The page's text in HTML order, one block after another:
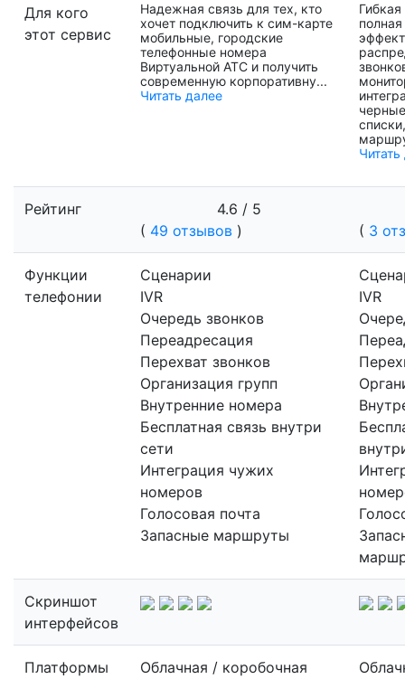
Для кого
этот сервис
Надежная связь для тех, кто
хочет подключить к сим-карте
мобильные, городские
телефонные номера
Виртуальной АТС и получить
современную корпоративну...
Читать далее
полная
списки,
Рейтинг
4.6 / 5
( 49 отзывов ) ( 3
Функции
телефонии
Сценарии
IVR
Очередь звонков
Переадресация
Перехват звонков
Организация групп
Внутренние номера
Бесплатная связь внутри
сети
Интеграция чужих
номеров
Голосовая почта
Запасные маршруты
IVR
Скриншот
интерфейсов
Платформы
Облачная / коробочная